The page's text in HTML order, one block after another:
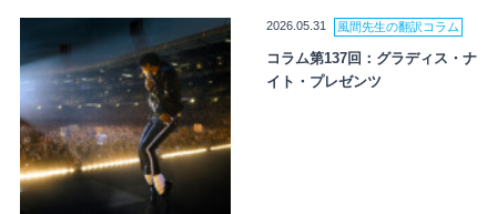
2026.05.31 風間先生の翻訳コラム
コラム第137回：グラディス・ナ
イト・プレゼンツ